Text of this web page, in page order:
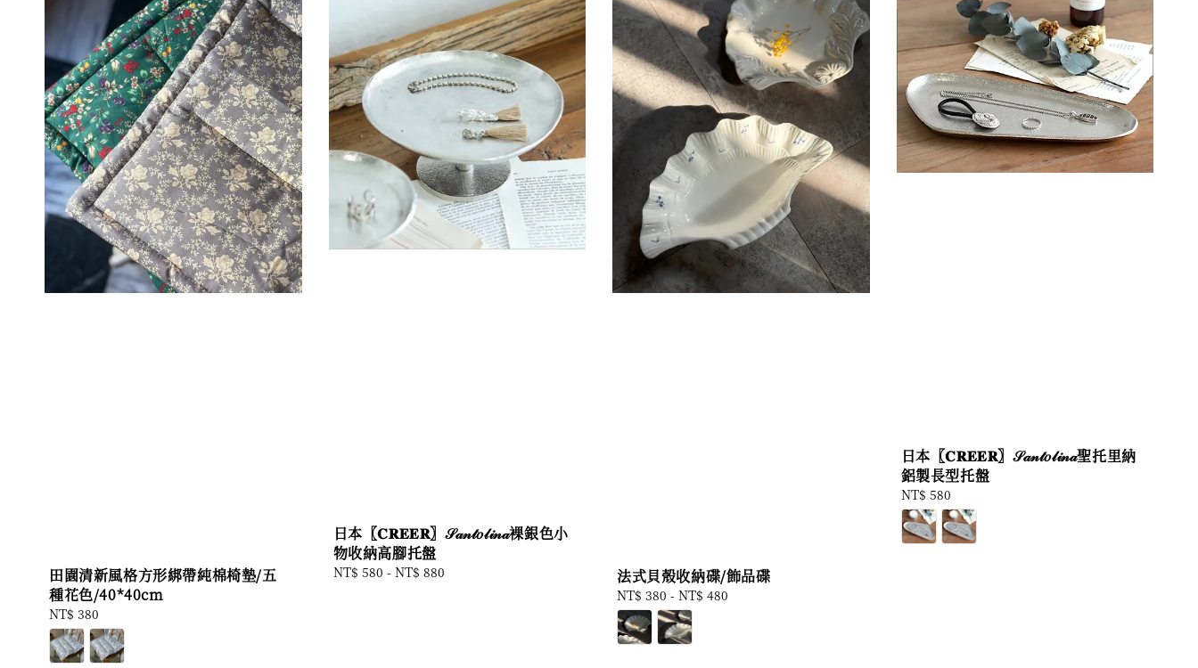
田園清新風格方形綁帶純棉椅墊/五
種花色/40*40cm
Regular
price
NT$ 380
日本〖𝐂𝐑𝐄𝐄𝐑〗𝒮𝒶𝓃𝓉𝑜𝓁𝒾𝓃𝒶裸銀色小
物收納高腳托盤
Regular
NT$ 580 - NT$ 880 法式貝殼收納碟/飾品碟
Regular
price
NT$ 380 - NT$ 480
日本〖𝐂𝐑𝐄𝐄𝐑〗𝒮𝒶𝓃𝓉𝑜𝓁𝒾𝓃𝒶聖托里納
鋁製長型托盤
Regular
price
NT$ 580